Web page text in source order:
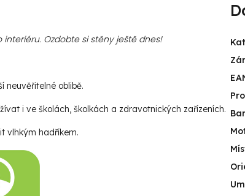
Ozdobte si stěny ještě dnes!
neuvěřitelné oblibě.
i ve školách, školkách a zdravotnických zařízeních.
vlhkým hadříkem.